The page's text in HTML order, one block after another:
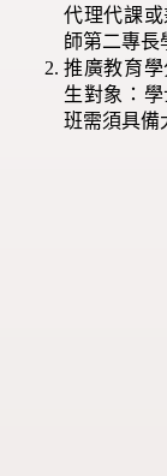
代理代課
師第二專長
推廣教育
生對象：
班需須具備